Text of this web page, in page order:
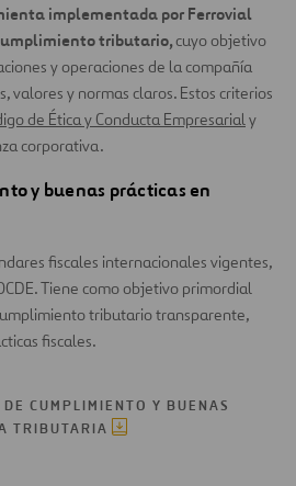
implementada por Ferrovial
tributario,cuyo objetivo
y operaciones de la compañía
valores y normas claros. Estos criterios
de Ética y Conducta Empresarialy
corporativa.
y buenas prácticas en
fiscales internacionales vigentes,
Tiene como objetivo primordial
tributario transparente,
fiscales.
CUMPLIMIENTO Y BUENAS
TRIBUTARIA